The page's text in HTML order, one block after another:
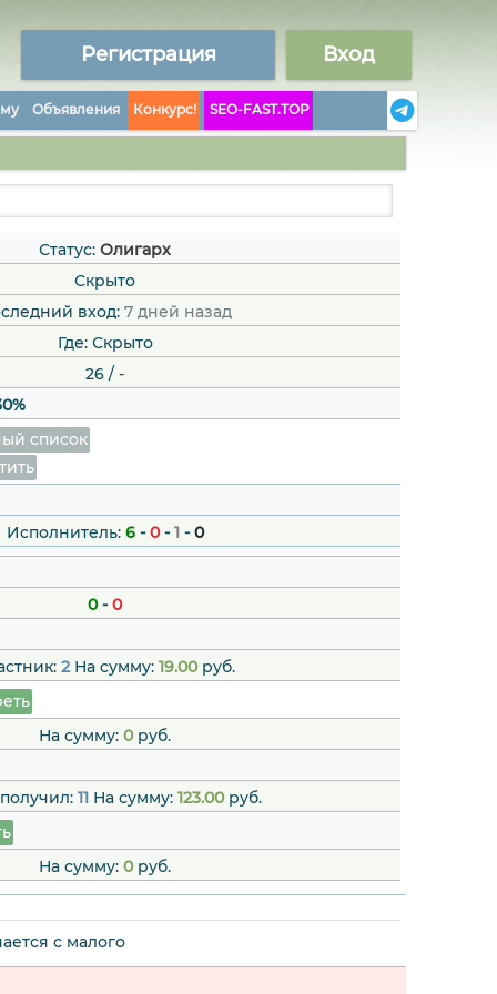
Регистрация Вход
Объявления Конкурс! SEO-FAST.TOP
Статус: Олигарх
Скрыто
вход: 7 дней назад
Где: Скрыто
26 / -
список
Исполнитель: 6-0-1 -0
0-0
2На сумму: 19.00руб.
На сумму: 0руб.
11 На сумму: 123.00руб.
На сумму: 0руб.
с малого